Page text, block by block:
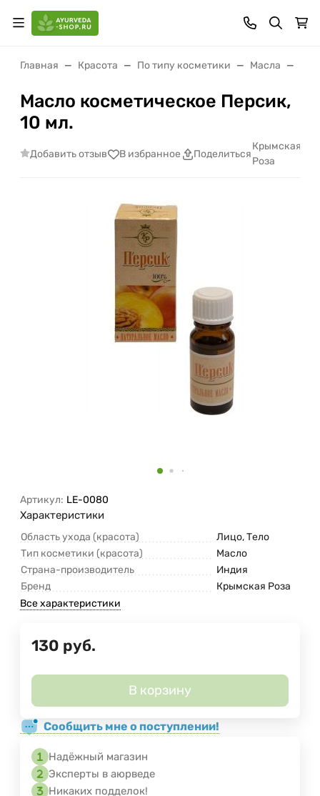
Главная Красота По типу косметики Масла
Масло косметическое Персик,
10 мл.
Добавить отзыв В избранное Поделиться
Крымская
Роза
Артикул: LE-0080
Характеристики
Область ухода (красота)
Лицо, Тело
Тип косметики (красота)
Масло
Страна-производитель
Индия
Бренд
Крымская Роза
Все характеристики
130 руб.
В корзину
Сообщить мне о поступлении!
Надёжный магазин
Эксперты в аюрведе
Никаких подделок!